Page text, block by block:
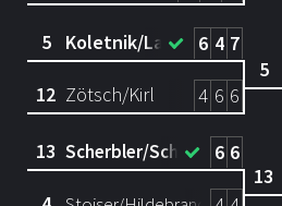
5 Koletnik/Lampl 6 4 7
12 Zötsch/Kirl 4 6 6
13 Scherbler/Scheriau6 6
5
13